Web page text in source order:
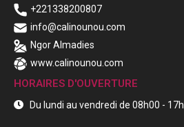
+221338200807
info@calinounou.com
Ngor Almadies
www.calinounou.com
HORAIRES D'OUVERTURE
Du lundi au vendredi de 08h00 - 17h